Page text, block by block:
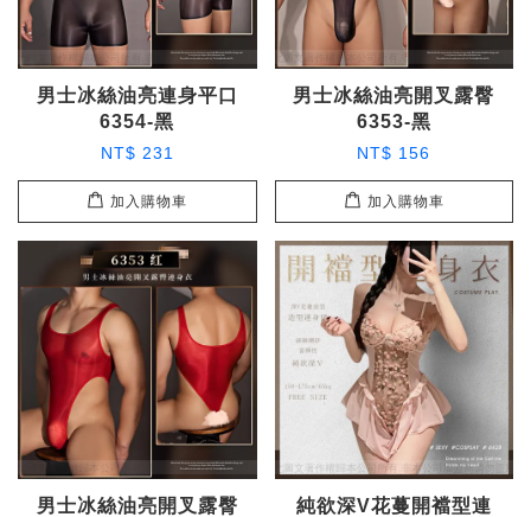
男士冰絲油亮連身平口
6354-黑
NT$ 231
加入購物車
男士冰絲油亮開叉露臀
6353-黑
NT$ 156
加入購物車
男士冰絲油亮開叉露臀
純欲深V花蔓開襠型連